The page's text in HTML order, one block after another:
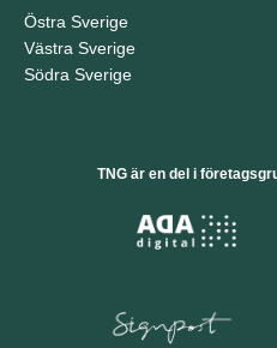
Östra Sverige
Västra Sverige
Södra Sverige
TNG är en del i